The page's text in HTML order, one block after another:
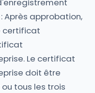
Après approbation,
certificat
Le certificat
doit être
tous les trois